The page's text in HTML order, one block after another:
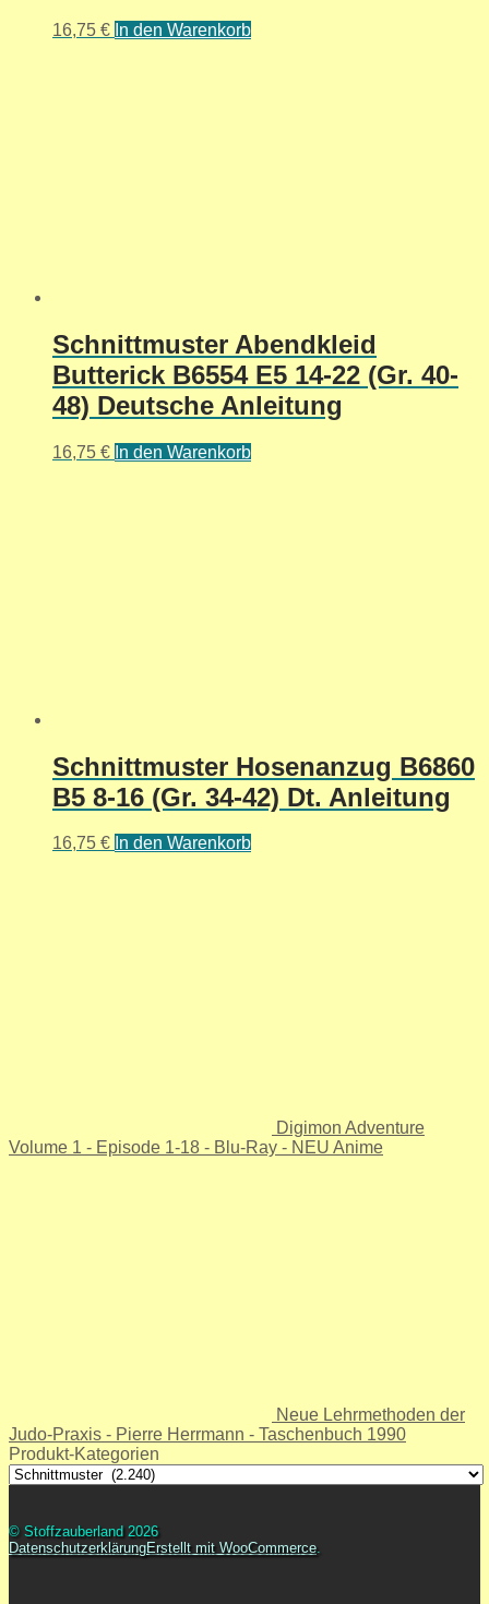
16,75 € In den Warenkorb
Schnittmuster Abendkleid
Butterick B6554 E5 14-22 (Gr. 40-
48) Deutsche Anleitung
16,75 € In den Warenkorb
Schnittmuster Hosenanzug B6860
B5 8-16 (Gr. 34-42) Dt. Anleitung
16,75 € In den Warenkorb
Digimon Adventure
Volume 1 - Episode 1-18 - Blu-Ray - NEU Anime
Neue Lehrmethoden der
Judo-Praxis - Pierre Herrmann - Taschenbuch 1990
Produkt-Kategorien
© Stoffzauberland 2026
DatenschutzerklärungErstellt mit WooCommerce.